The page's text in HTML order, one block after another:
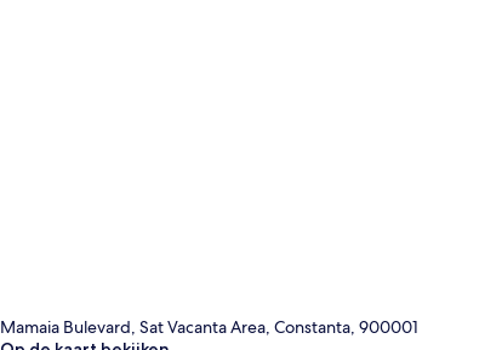
Mamaia Bulevard, Sat Vacanta Area, Constanta, 900001